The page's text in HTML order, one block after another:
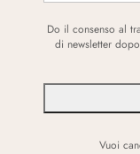
Do il consenso al
di newsletter
Vuoi